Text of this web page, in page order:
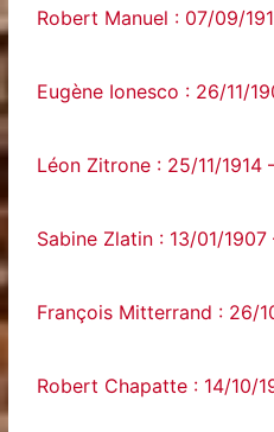
Robert Manuel : 07/09/
Eugène Ionesco : 26/11/
Léon Zitrone : 25/11/1914
Sabine Zlatin : 13/01/
François Mitterrand : 26/
Robert Chapatte : 14/10/